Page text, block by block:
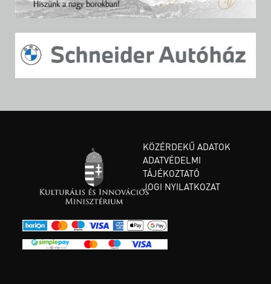
KÖZÉRDEKŰ ADATOK
ADATVÉDELMI
TÁJÉKOZTATÓ
JOGI NYILATKOZAT